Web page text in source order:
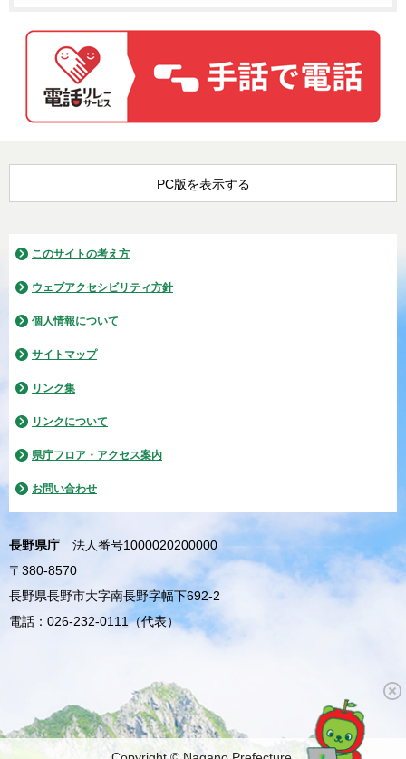
PC版を表示する
このサイトの考え方
ウェブアクセシビリティ方針
個人情報について
サイトマップ
リンク集
リンクについて
県庁フロア・アクセス案内
お問い合わせ
長野県庁
法人番号1000020200000
〒380-8570
長野県長野市大字南長野字幅下692-2
電話：026-232-0111（代表）